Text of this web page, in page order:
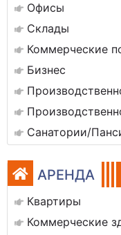
Офисы
Склады
Коммерческие
Бизнес
Санатории/
АРЕНДА
Квартиры
Коммерческие